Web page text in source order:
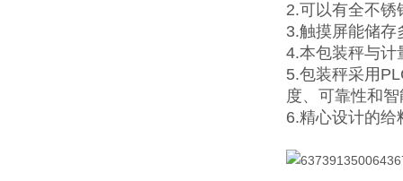
2.可以有全不锈
3.触摸屏能储存
4.本包装秤与计
5.包装秤采用
度、可靠性和
6.精心设计的给